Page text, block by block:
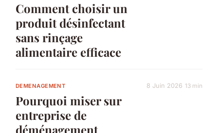
Comment choisir un
produit désinfectant
sans rinçage
alimentaire efficace
DEMENAGEMENT
Pourquoi miser sur
entreprise de
déménagement
8 Juin 2026 13 min